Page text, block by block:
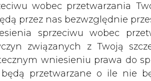
wobec przetwarzania
przez nas bezwzględnie
sprzeciwu wobec
związanych z Twoją
wniesieniu prawa do
przetwarzane o ile nie
PODPIS